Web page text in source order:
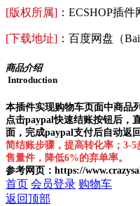
[版权所属] ：ECSHOP插件
[下载地址] ：百度网盘（
商品介绍
Introduction
本插件实现购物车页面中商品
点击paypal快速结账按钮后，
面，完成paypal支付后自动返
简结账步骤，提高转化率；3-
售量件，降低6%的弃单率。
参考网页：https://
首页 会员登录 购物车
返回顶部